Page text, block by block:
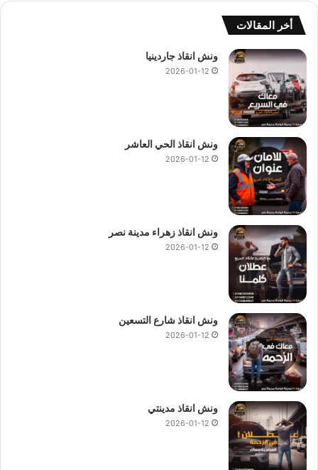
س
م
ض
أخر المقالات
ونش انقاذ جاردينيا
2026-01-12
ونش انقاذ الحي العاشر
2026-01-12
ونش انقاذ زهراء مدينة نصر
2026-01-12
ونش انقاذ شارع التسعين
2026-01-12
ونش انقاذ مدينتي
2026-01-12